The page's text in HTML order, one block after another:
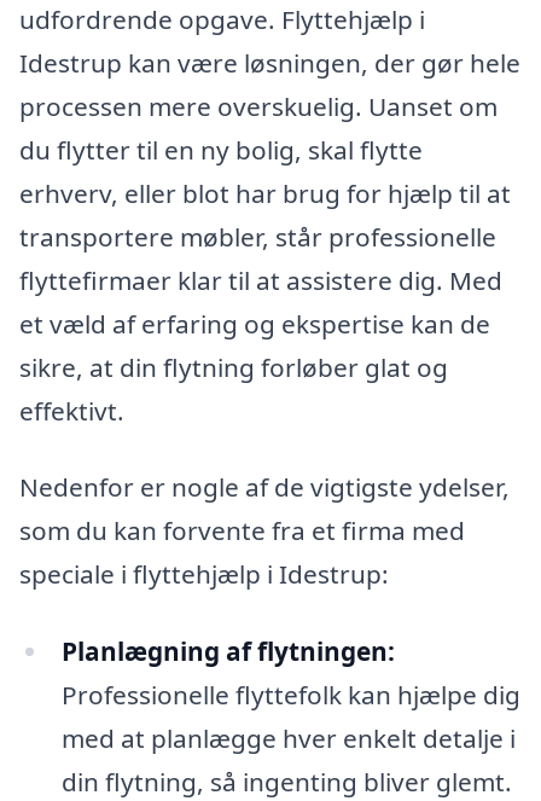
udfordrende opgave. Flyttehjælp i
Idestrup kan være løsningen, der gør hele
processen mere overskuelig. Uanset om
du flytter til en ny bolig, skal flytte
erhverv, eller blot har brug for hjælp til at
transportere møbler, står professionelle
flyttefirmaer klar til at assistere dig. Med
et væld af erfaring og ekspertise kan de
sikre, at din flytning forløber glat og
effektivt.
Nedenfor er nogle af de vigtigste ydelser,
som du kan forvente fra et firma med
speciale i flyttehjælp i Idestrup:
Planlægning af flytningen:
Professionelle flyttefolk kan hjælpe dig
med at planlægge hver enkelt detalje i
din flytning, så ingenting bliver glemt.